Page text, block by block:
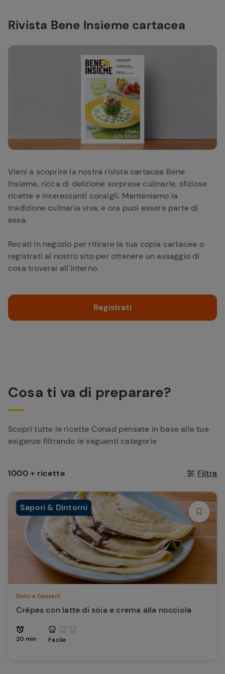
Rivista Bene Insieme cartacea
Vieni a scoprire la nostra rivista cartacea Bene
Insieme, ricca di delizione sorprese culinarie, sfiziose
ricette e interessanti consigli. Manteniamo la
tradizione culinaria viva, e ora puoi essere parte di
essa.
Recati in negozio per ritirare la tua copia cartacea o
registrati al nostro sito per ottenere un assaggio di
cosa troverai all'interno.
Registrati
Cosa ti va di preparare?
Scopri tutte le ricette Conad pensate in base alle tue
esigenze filtrando le seguenti categorie
1000 + ricette Filtra
Sapori & Dintorni
Dolci e Dessert
Crêpes con latte di soia e crema alla nocciola
20 min Facile